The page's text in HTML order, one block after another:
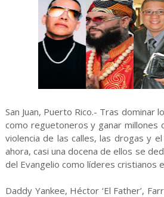
San Juan, Puerto Rico.- Tras dominar
como reguetoneros y ganar millones
violencia de las calles, las drogas y
ahora, casi una docena de ellos se
del Evangelio como líderes cristianos
Daddy Yankee, Héctor ‘El Father’,